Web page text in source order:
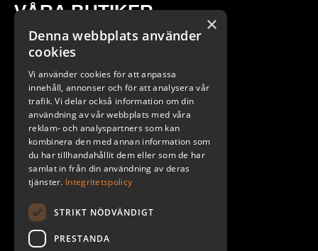
VÅRA BUTIKER
Stockholm
Göteborg
Malmö
×
Denna webbplats använder
cookies
Vi använder cookies för att anpassa
innehåll, annonser och för att analysera vår
trafik. Vi delar också information om din
användning av vår webbplats med våra
reklam- och analyspartners som kan
kombinera den med annan information som
du har tillhandahållit dem eller som de har
samlat in från din användning av deras
tjänster. Integritetspolicy
STRIKT NÖDVÄNDIGT
PRESTANDA